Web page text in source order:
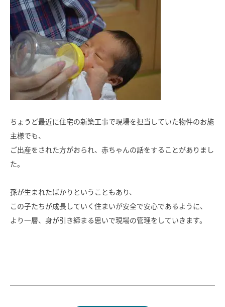
SAWAMURAリフォーム
SAWAMURA不動産
ちょうど最近に住宅の新築工事で現場を担当していた物件のお施
主様でも、
ご出産をされた方がおられ、赤ちゃんの話をすることがありまし
た。
孫が生まれたばかりということもあり、
この子たちが成長していく住まいが安全で安心であるように、
より一層、身が引き締まる思いで現場の管理をしていきます。